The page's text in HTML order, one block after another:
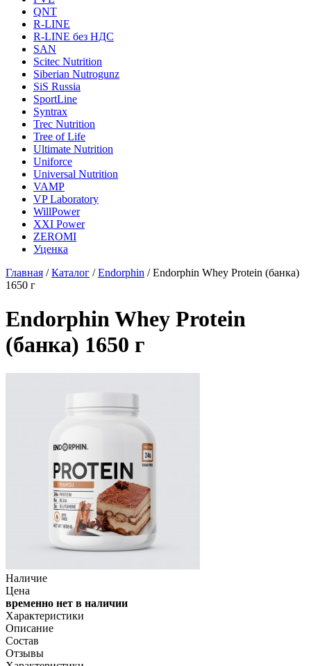
QNT
R-LINE
R-LINE без НДС
SAN
Scitec Nutrition
Siberian Nutrogunz
SiS Russia
SportLine
Syntrax
Trec Nutrition
Tree of Life
Ultimate Nutrition
Uniforce
Universal Nutrition
VAMP
VP Laboratory
WillPower
XXI Power
ZEROMI
Уценка
Главная /Каталог /Endorphin /Endorphin Whey Protein (банка)
1650 г
Endorphin Whey Protein
(банка) 1650 г
Наличие
Цена
временно нет в наличии
Характеристики
Описание
Состав
Отзывы